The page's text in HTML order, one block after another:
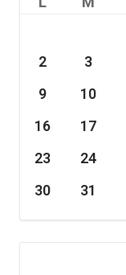
2
3
9
10
16
17
23
24
30
31